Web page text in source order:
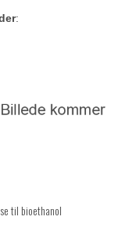
:
til bioethanol